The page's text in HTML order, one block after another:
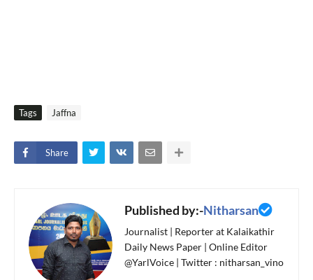
Tags Jaffna
Share
Published by:-Nitharsan
Journalist | Reporter at Kalaikathir
Daily News Paper | Online Editor
@YarlVoice | Twitter : nitharsan_vino